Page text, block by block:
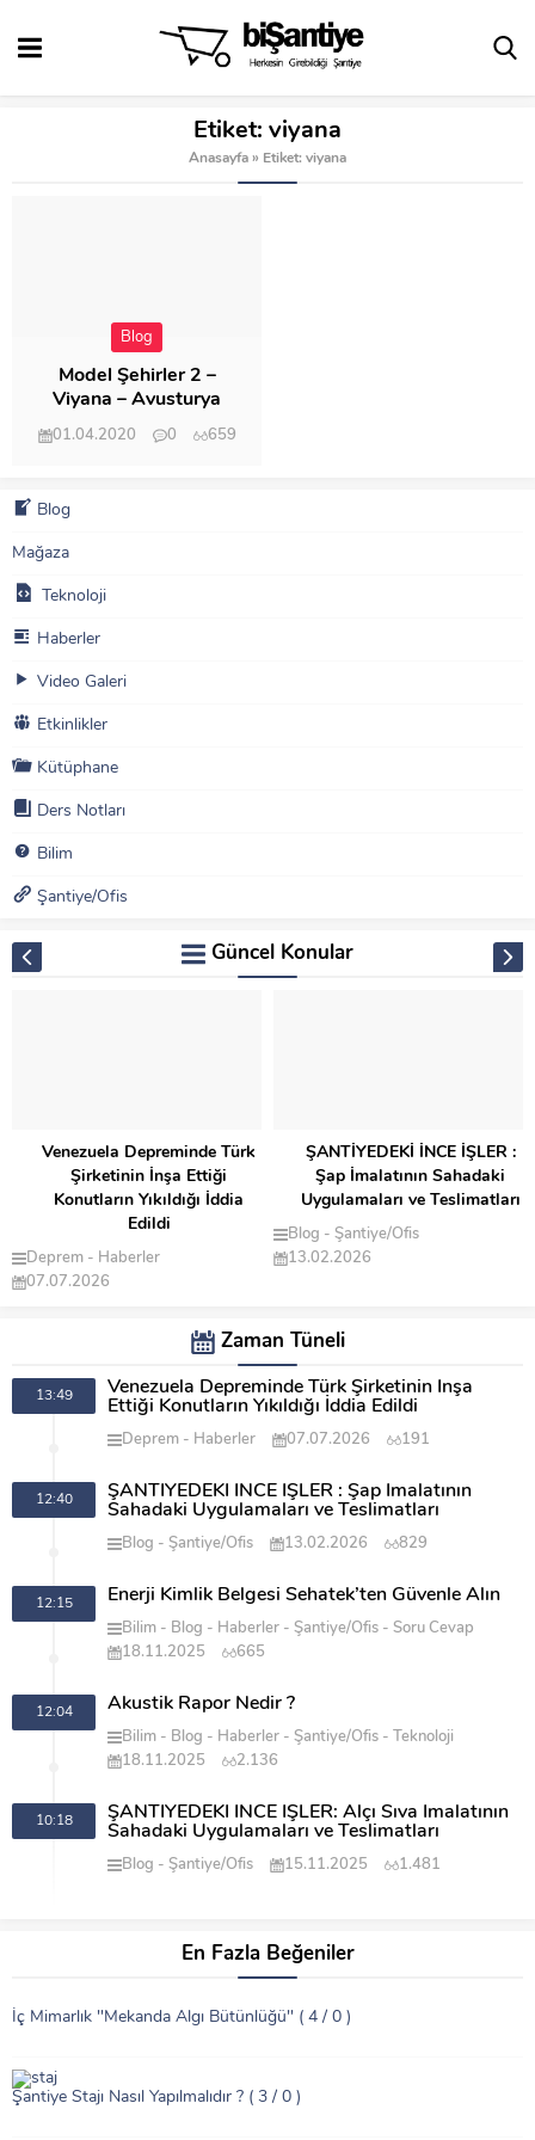
Etiket: viyana
Anasayfa » Etiket: viyana
Blog
Model Şehirler 2 –
Viyana – Avusturya
01.04.2020 0 659
Blog
Mağaza
Teknoloji
Haberler
Video Galeri
Etkinlikler
Kütüphane
Ders Notları
Bilim
Şantiye/Ofis
Güncel Konular
Venezuela Depreminde Türk
Şirketinin İnşa Ettiği
Konutların Yıkıldığı İddia
Edildi
Deprem
Haberler
07.07.2026
ŞANTİYEDEKİ İNCE İŞLER :
Şap İmalatının Sahadaki
Uygulamaları ve Teslimatları
Blog
Şantiye/Ofis
13.02.2026
Zaman Tüneli
13:49
Venezuela Depreminde Türk Şirketinin İnşa
Ettiği Konutların Yıkıldığı İddia Edildi
Deprem Haberler 07.07.2026 191
12:40
ŞANTİYEDEKİ İNCE İŞLER : Şap İmalatının
Sahadaki Uygulamaları ve Teslimatları
Blog Şantiye/Ofis 13.02.2026 829
12:15 Enerji Kimlik Belgesi Sehatek’ten Güvenle Alın
Bilim Blog Haberler Şantiye/Ofis
Soru Cevap
18.11.2025
665
12:04 Akustik Rapor Nedir ?
Bilim Blog Haberler Şantiye/Ofis
Teknoloji
18.11.2025
2.136
10:18
ŞANTİYEDEKİ İNCE İŞLER: Alçı Sıva İmalatının
Sahadaki Uygulamaları ve Teslimatları
Blog Şantiye/Ofis 15.11.2025 1.481
En Fazla Beğeniler
İç Mimarlık ''Mekanda Algı Bütünlüğü'' ( 4 / 0 )
Şantiye Stajı Nasıl Yapılmalıdır ? ( 3 / 0 )